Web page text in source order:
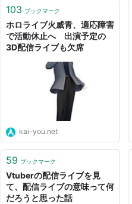
103 ブックマーク
ホロライブ火威青、適応障害
で活動休止へ 出演予定の
3D配信ライブも欠席
kai-you.net
59 ブックマーク
Vtuberの配信ライブを見
て、配信ライブの意味って何
だろうと思った話